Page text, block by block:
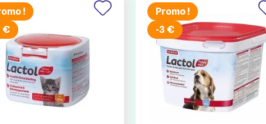
!
€
Promo !
-3 €